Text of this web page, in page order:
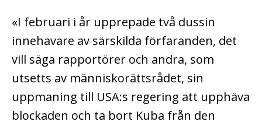
«I februari i år upprepade två dussin
innehavare av särskilda förfaranden, det
vill säga rapportörer och andra, som
utsetts av människorättsrådet, sin
uppmaning till USA:s regering att upphäva
blockaden och ta bort Kuba från den